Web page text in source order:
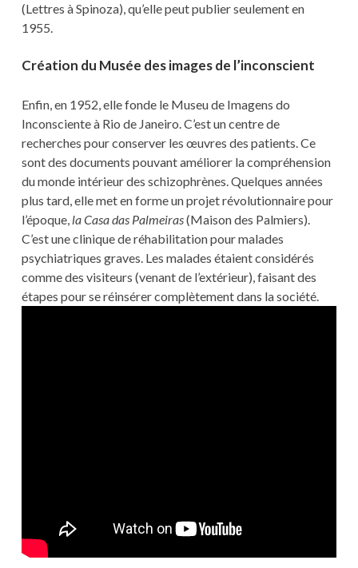
(Lettres à Spinoza), qu’elle peut publier seulement en
1955.
Création du Musée des images de l’inconscient
Enfin, en 1952, elle fonde le Museu de Imagens do
Inconsciente à Rio de Janeiro. C’est un centre de
recherches pour conserver les œuvres des patients. Ce
sont des documents pouvant améliorer la compréhension
du monde intérieur des schizophrènes. Quelques années
plus tard, elle met en forme un projet révolutionnaire pour
l’époque, la Casa das Palmeiras(Maison des Palmiers).
C’est une clinique de réhabilitation pour malades
psychiatriques graves. Les malades étaient considérés
comme des visiteurs (venant de l’extérieur), faisant des
étapes pour se réinsérer complètement dans la société.